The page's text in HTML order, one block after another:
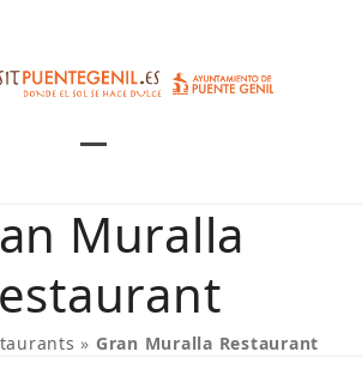
mobile
menu
mobile
menu
Muralla
» Gran Muralla Restaurant